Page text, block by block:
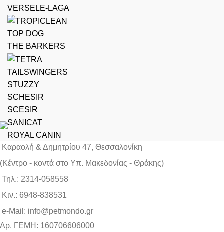
VERSELE-LAGA
TOP DOG
THE BARKERS
TAILSWINGERS
STUZZY
SCHESIR
SCESIR
SANICAT
ROYAL CANIN
Καραολή & Δημητρίου 47, Θεσσαλονίκη
(Kέντρο - κοντά στο Yπ. Μακεδονίας - Θράκης)
Τηλ.: 2314-058558
Κιν.: 6948-838531
e-Mail: info@petmondo.gr
Aρ. ΓΕΜΗ: 160706606000